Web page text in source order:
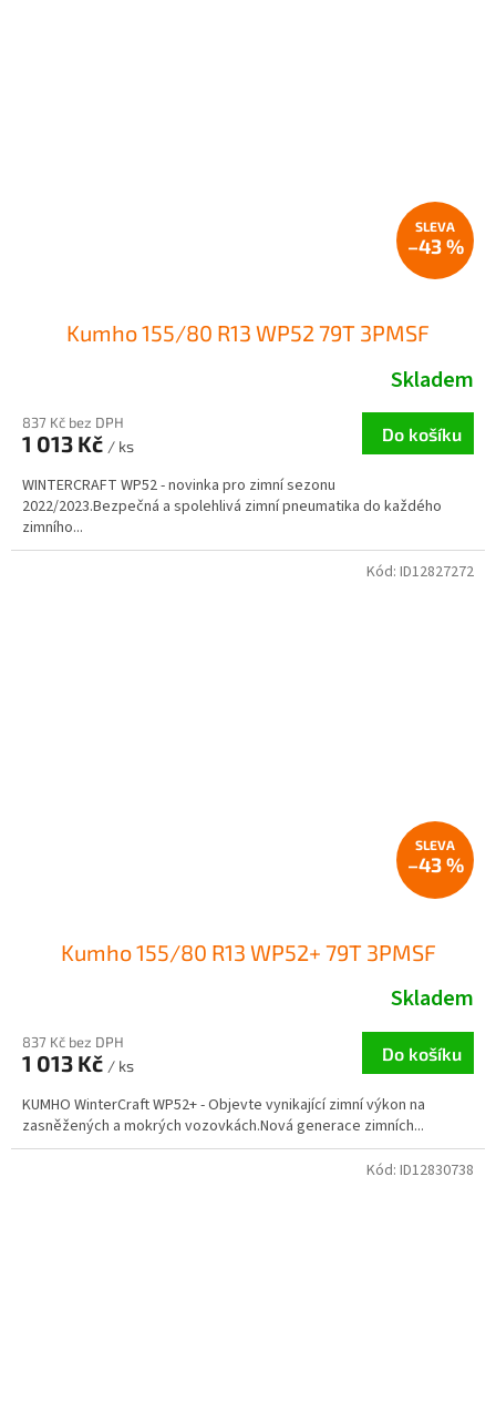
–43 %
Kumho 155/80 R13 WP52 79T 3PMSF
Skladem
837 Kč bez DPH
1 013 Kč / ks
Do košíku
WINTERCRAFT WP52 - novinka pro zimní sezonu
2022/2023.Bezpečná a spolehlivá zimní pneumatika do každého
zimního...
–43 %
Kumho 155/80 R13 WP52+ 79T 3PMSF
Skladem
837 Kč bez DPH
1 013 Kč / ks
Do košíku
KUMHO WinterCraft WP52+ - Objevte vynikající zimní výkon na
zasněžených a mokrých vozovkách.Nová generace zimních...
Kód: ID12827272
Kód: ID12830738